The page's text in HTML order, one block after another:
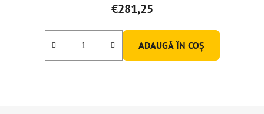
€281,25
ADAUGĂ ÎN COŞ